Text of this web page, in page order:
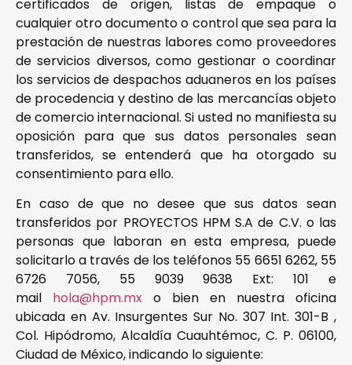
certificados de origen, listas de empaque o
cualquier otro documento o control que sea para la
prestación de nuestras labores como proveedores
de servicios diversos, como gestionar o coordinar
los servicios de despachos aduaneros en los países
de procedencia y destino de las mercancías objeto
de comercio internacional. Si usted no manifiesta su
oposición para que sus datos personales sean
transferidos, se entenderá que ha otorgado su
consentimiento para ello.
En caso de que no desee que sus datos sean
transferidos por PROYECTOS HPM S.A de C.V. o las
personas que laboran en esta empresa, puede
solicitarlo a través de los teléfonos 55 6651 6262, 55
6726 7056, 55 9039 9638 Ext: 101 e
mail hola@hpm.mx o bien en nuestra oficina
ubicada en Av. Insurgentes Sur No. 307 Int. 301-B ,
Col. Hipódromo, Alcaldía Cuauhtémoc, C. P. 06100,
Ciudad de México, indicando lo siguiente: